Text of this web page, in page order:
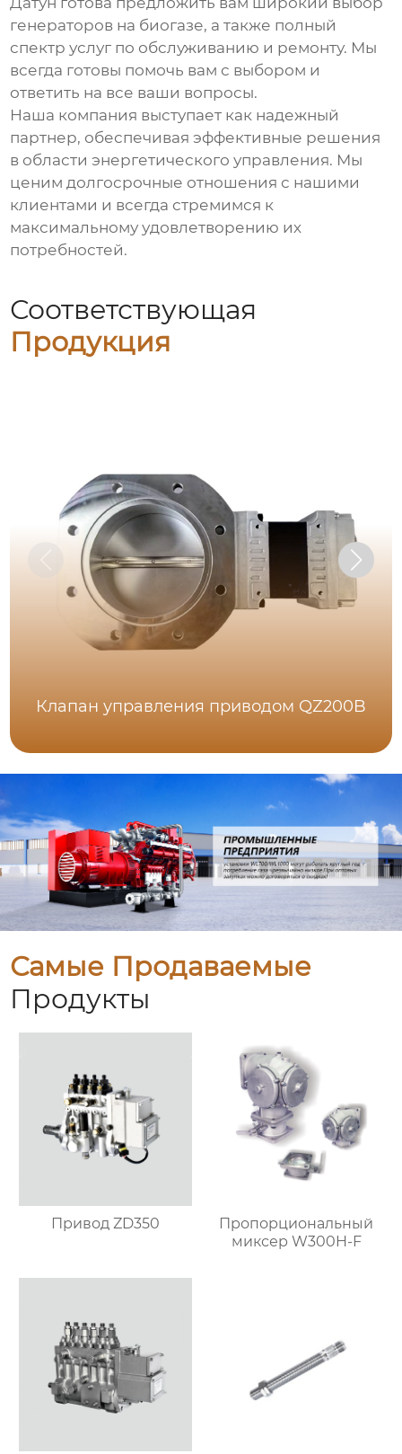
генераторов на биогазе, а также полный
спектр услуг по обслуживанию и ремонту. Мы
всегда готовы помочь вам с выбором и
ответить на все ваши вопросы.
Наша компания выступает как надежный
партнер, обеспечивая эффективные решения
в области энергетического управления. Мы
ценим долгосрочные отношения с нашими
клиентами и всегда стремимся к
максимальному удовлетворению их
потребностей.
Соответствующая
Продукция
Клапан управления приводом QZ200B
Самые Продаваемые
Продукты
Привод ZD350
Пропорциональный
миксер W300H-F